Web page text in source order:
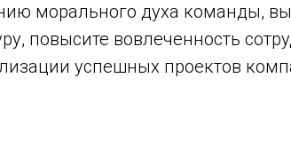
морального духа команды, вы
повысите вовлеченность
успешных проектов